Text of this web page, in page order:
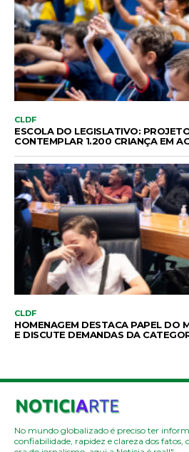
CLDF
ESCOLA DO LEGISLATIVO:
CONTEMPLAR 1.200 CRIANÇA EM
CLDF
HOMENAGEM DESTACA PAPEL DO
E DISCUTE DEMANDAS DA
No mundo globalizado é preciso ter
confiabilidade, rapidez e clareza dos